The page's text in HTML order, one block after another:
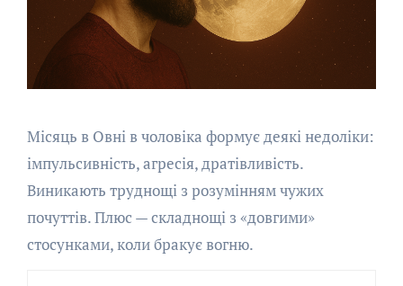
Місяць в Овні в чоловіка формує деякі недоліки:
імпульсивність, агресія, дратівливість.
Виникають труднощі з розумінням чужих
почуттів. Плюс — складнощі з «довгими»
стосунками, коли бракує вогню.